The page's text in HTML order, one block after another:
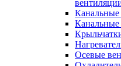
Канальные
Канальные
Осевые